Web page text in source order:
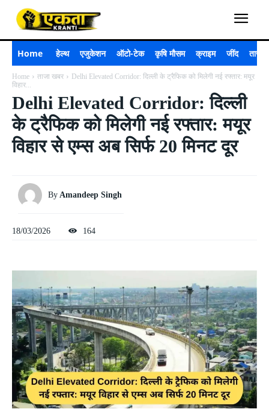
Home हेल्थ एजुकेशन ऑटो-टेक कृषि मौसम क्राइम जींद ताजा
Home ताजा खबर
Delhi Elevated Corridor: दिल्ली के ट्रैफिक को मिलेगी नई रफ्तार: मयूर
विहार...
Delhi Elevated Corridor: दिल्ली
के ट्रैफिक को मिलेगी नई रफ्तार: मयूर
विहार से एम्स अब सिर्फ 20 मिनट दूर
By Amandeep Singh
18/03/2026 164